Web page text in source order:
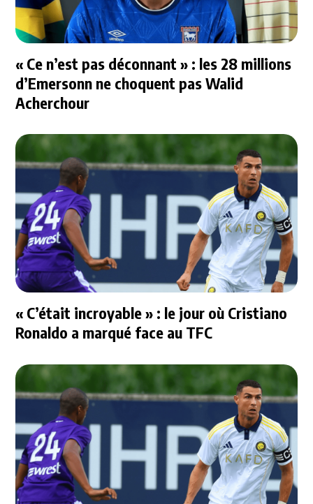
« Ce n’est pas déconnant » : les 28 millions
d’Emersonn ne choquent pas Walid
Acherchour
« C’était incroyable » : le jour où Cristiano
Ronaldo a marqué face au TFC